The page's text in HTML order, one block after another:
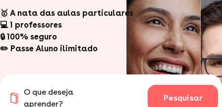
🥇 A nata das aulas particulares
💻 1 professores
🔒 100% seguro
✏️ Passe Aluno ilimitado
O que deseja
aprender?
Pesquisar